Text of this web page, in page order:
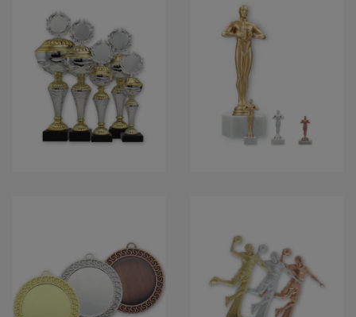
POKALE
SIEGERFIGUR
VICTOR
MEDAILLEN POKALFIGUREN